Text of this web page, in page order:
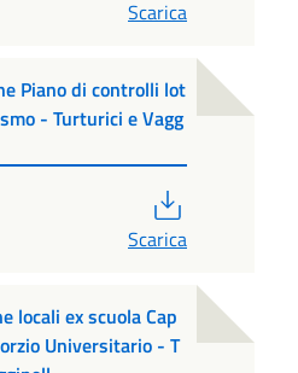
Scarica
Piano di controlli lot
- Turturici e Vagg
Scarica
locali ex scuola Cap
Universitario - T